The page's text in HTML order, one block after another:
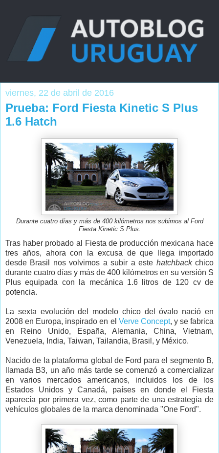
viernes, 22 de abril de 2016
Prueba: Ford Fiesta Kinetic S Plus
1.6 Hatch
Durante cuatro días y más de 400 kilómetros nos subimos al Ford
Fiesta Kinetic S Plus.
Tras haber probado al Fiesta de producción mexicana hace
tres años, ahora con la excusa de que llega importado
desde Brasil nos volvimos a subir a este hatchbackchico
durante cuatro días y más de 400 kilómetros en su versión S
Plus equipada con la mecánica 1.6 litros de 120 cv de
potencia.
La sexta evolución del modelo chico del óvalo nació en
2008 en Europa, inspirado en el Verve Concept, y se fabrica
en Reino Unido, España, Alemania, China, Vietnam,
Venezuela, India, Taiwan, Tailandia, Brasil, y México.
Nacido de la plataforma global de Ford para el segmento B,
llamada B3, un año más tarde se comenzó a comercializar
en varios mercados americanos, incluidos los de los
Estados Unidos y Canadá, países en donde el Fiesta
aparecía por primera vez, como parte de una estrategia de
vehículos globales de la marca denominada "One Ford".